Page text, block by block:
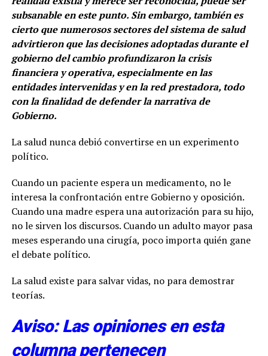
subsanable en este punto. Sin embargo, también es
cierto que numerosos sectores del sistema de salud
advirtieron que las decisiones adoptadas durante el
gobierno del cambio profundizaron la crisis
financiera y operativa, especialmente en las
entidades intervenidas y en la red prestadora, todo
con la finalidad de defender la narrativa de
Gobierno.
La salud nunca debió convertirse en un experimento
político.
Cuando un paciente espera un medicamento, no le
interesa la confrontación entre Gobierno y oposición.
Cuando una madre espera una autorización para su hijo,
no le sirven los discursos. Cuando un adulto mayor pasa
meses esperando una cirugía, poco importa quién gane
el debate político.
La salud existe para salvar vidas, no para demostrar
teorías.
Aviso: Las opiniones en esta
columna pertenecen